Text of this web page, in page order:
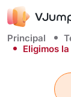
Principal
Eligimos